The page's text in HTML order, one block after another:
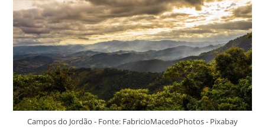
Campos do Jordão - Fonte: FabricioMacedoPhotos - Pixabay